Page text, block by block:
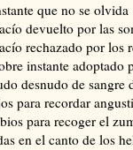
que no se olvida
devuelto por las
rechazado por los
instante adoptado
desnudo de sangre
para recordar
para recoger el
en el canto de los